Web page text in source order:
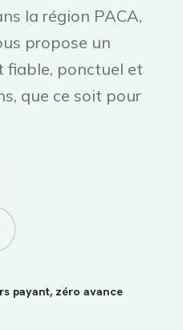
la région PACA,
propose un
fiable, ponctuel et
que ce soit pour
payant, zéro avance